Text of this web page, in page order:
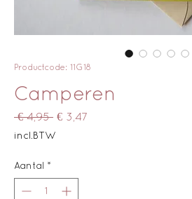
Productcode: 11G18
Camperen
€ 4,95 Normale
€ 3,47
incl.BTW
Aantal *